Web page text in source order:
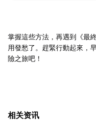
掌握這些方法，再遇到《最
用發愁了。趕緊行動起來，
險之旅吧！
相关资讯